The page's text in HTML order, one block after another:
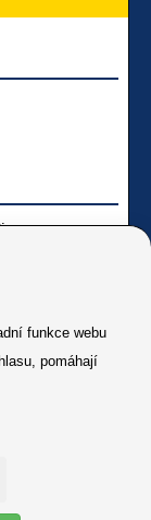
tomto serveru je
z. s.
funkce webu
pomáhají